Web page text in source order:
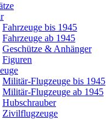
Fahrzeuge bis 1945
Fahrzeuge ab 1945
Geschütze & Anhänger
Figuren
Militär-Flugzeuge bis 1945
Militär-Flugzeuge ab 1945
Hubschrauber
Zivilflugzeuge